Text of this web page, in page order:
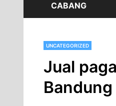
CABANG
UNCATEGORIZED
Jual
Bandung